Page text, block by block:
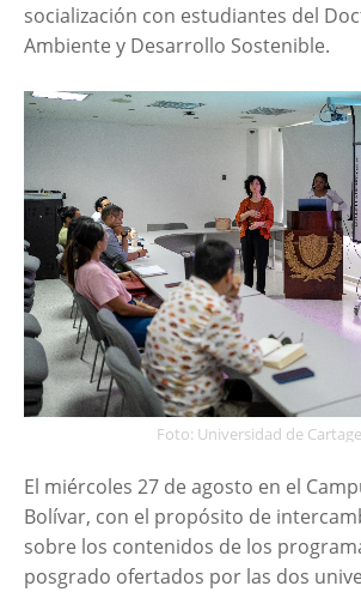
socialización con estudiantes del
Ambiente y Desarrollo Sostenible.
Foto: Universidad de
El miércoles 27 de agosto en el
Bolívar, con el propósito de
sobre los contenidos de los
posgrado ofertados por las dos